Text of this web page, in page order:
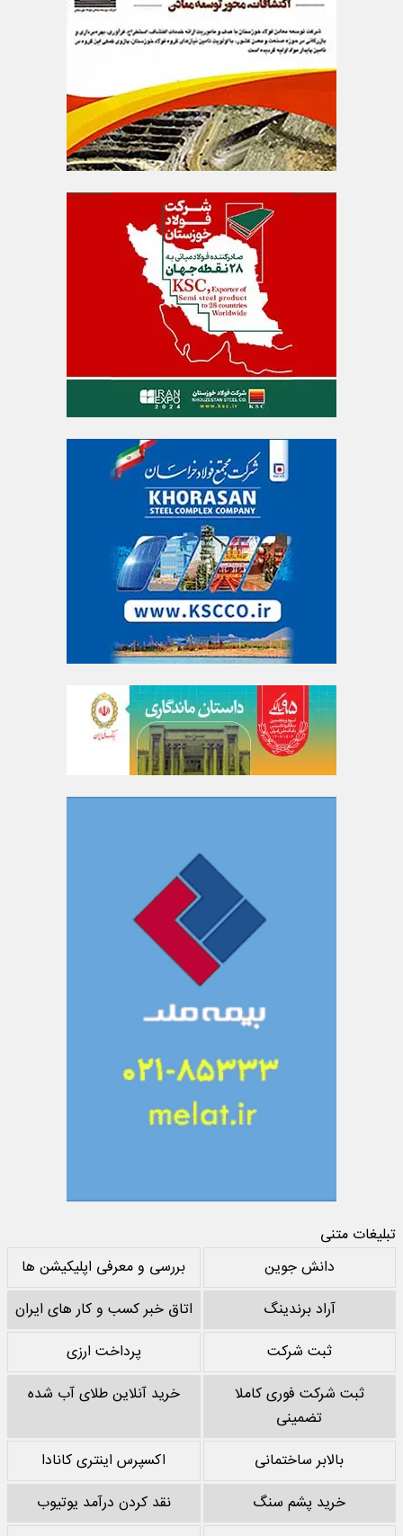
تبلیغات متنی
دانش جوین
بررسی و معرفی اپلیکیشن ها
آراد برندینگ
اتاق خبر کسب و کار های ایران
ثبت شرکت
پرداخت ارزی
ثبت شرکت فوری کاملا
تضمینی
خرید آنلاین طلای آب شده
بالابر ساختمانی
اکسپرس اینتری کانادا
خرید پشم سنگ
نقد کردن درآمد یوتیوب